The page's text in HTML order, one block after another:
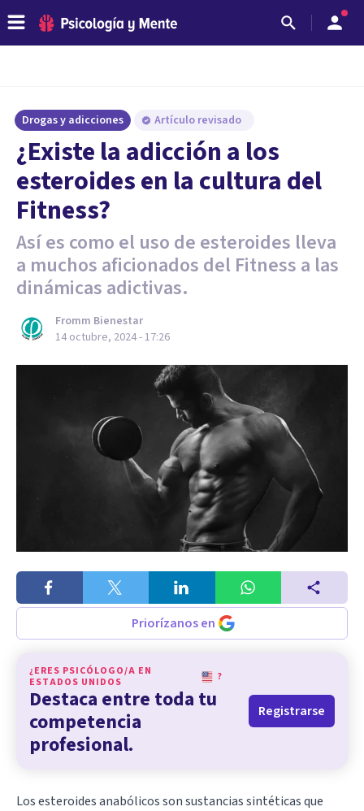
Drogas y adicciones Artículo revisado
¿Existe la adicción a los
esteroides en la cultura del
Fitness?
Así es como el uso de esteroides lleva
a muchos aficionados del Fitness a las
dinámicas adictivas.
Fromm Bienestar
14 octubre, 2024 - 17:26
Priorízanos en
¿ERES PSICÓLOGO/A EN
ESTADOS UNIDOS
?
Destaca entre toda tu
competencia
profesional.
Registrarse
Los esteroides anabólicos son sustancias sintéticas que